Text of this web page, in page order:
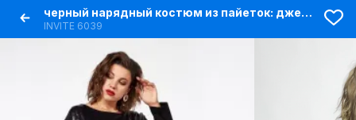
черный нарядный костюм из пайеток: джемпер и длинная юбка
INVITE 6039